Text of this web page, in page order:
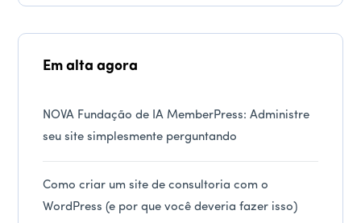
Em alta agora
NOVA Fundação de IA MemberPress: Administre
seu site simplesmente perguntando
Como criar um site de consultoria com o
WordPress (e por que você deveria fazer isso)